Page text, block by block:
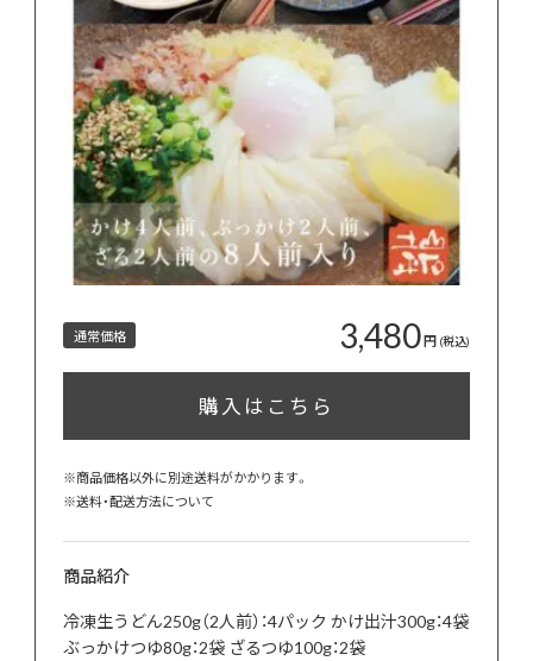
通常価格 3,480円 (税込)
購入はこちら
※商品価格以外に別途送料がかかります。
※送料・配送方法について
商品紹介
冷凍生うどん250g（2人前）：4パック かけ出汁300g：4袋
ぶっかけつゆ80g：2袋 ざるつゆ100g：2袋